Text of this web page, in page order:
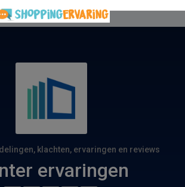
klachten, ervaringen en reviews
ervaringen